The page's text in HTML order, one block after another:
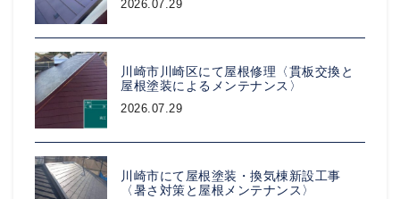
2026.07.29
川崎市川崎区にて屋根修理〈貫板交換と
屋根塗装によるメンテナンス〉
2026.07.29
川崎市にて屋根塗装・換気棟新設工事
〈暑さ対策と屋根メンテナンス〉